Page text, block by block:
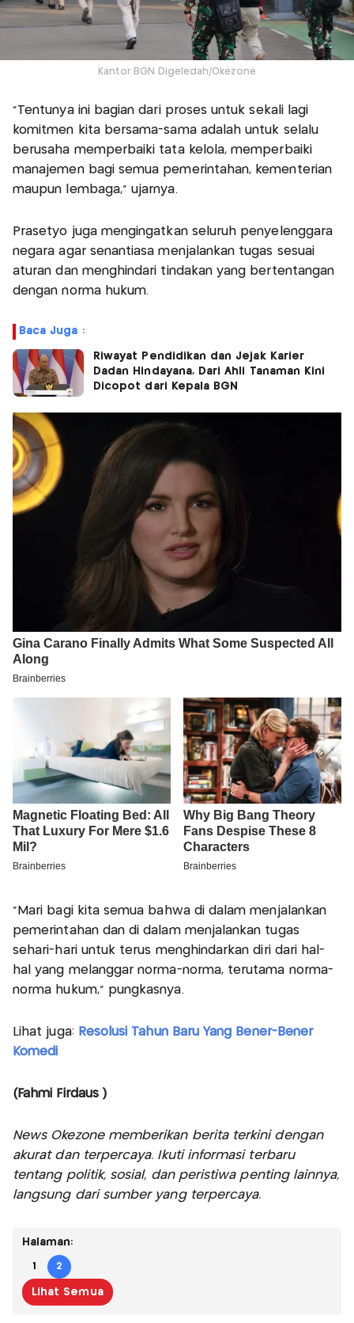
Kantor BGN Digeledah/Okezone
"Tentunya ini bagian dari proses untuk sekali lagi
komitmen kita bersama-sama adalah untuk selalu
berusaha memperbaiki tata kelola, memperbaiki
manajemen bagi semua pemerintahan, kementerian
maupun lembaga," ujarnya.
Prasetyo juga mengingatkan seluruh penyelenggara
negara agar senantiasa menjalankan tugas sesuai
aturan dan menghindari tindakan yang bertentangan
dengan norma hukum.
Baca Juga :
Riwayat Pendidikan dan Jejak Karier
Dadan Hindayana, Dari Ahli Tanaman Kini
Dicopot dari Kepala BGN
"Mari bagi kita semua bahwa di dalam menjalankan
pemerintahan dan di dalam menjalankan tugas
sehari-hari untuk terus menghindarkan diri dari hal-
hal yang melanggar norma-norma, terutama norma-
norma hukum," pungkasnya.
Lihat juga: Resolusi Tahun Baru Yang Bener-Bener
Komedi
(Fahmi Firdaus )
News Okezone memberikan berita terkini dengan
akurat dan terpercaya. Ikuti informasi terbaru
tentang politik, sosial, dan peristiwa penting lainnya,
langsung dari sumber yang terpercaya.
Halaman:
1 2
Lihat Semua